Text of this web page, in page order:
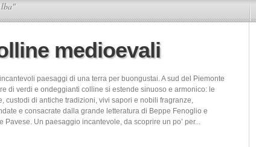
medioevali
paesaggi di una terra per buongustai. A sud del Piemonte
di verdi e ondeggianti colline si estende sinuoso e armonico: le
custodi di antiche tradizioni, vivi sapori e nobili fragranze,
e consacrate dalla grande letteratura di Beppe Fenoglio e
Pavese. Un paesaggio incantevole, da scoprire un po’ per...